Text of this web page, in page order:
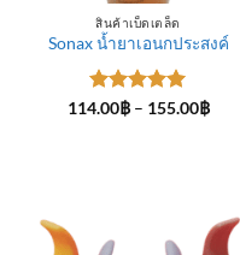
สินค้าเบ็ดเตล็ด
Sonax น้ำยาเอนกประสงค์
ให้คะแนน
114.00฿ – 155.00฿Price